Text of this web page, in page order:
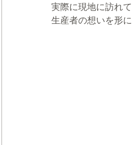
実際に現地に訪れ
生産者の想いを形に